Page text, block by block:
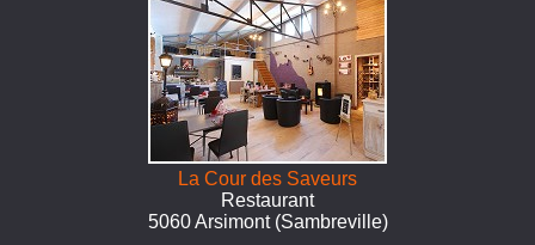
La Cour des Saveurs
Restaurant
5060 Arsimont (Sambreville)